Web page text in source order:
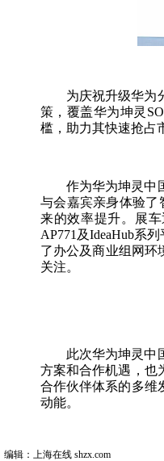
为庆祝升级华为
策，覆盖华为坤灵
槛，助力其快速抢占
作为华为坤灵中
与会嘉宾亲身体验了
来的效率提升。展
AP771及IdeaHub系
了办公及商业组网环
关注。
此次华为坤灵中
方案和合作机遇，也
合作伙伴体系的多维
动能。
编辑：上海在线 shzx.com